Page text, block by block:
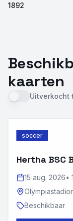
1892
kaarten
Uitverkocht
soccer
Hertha BSC
15 aug. 2026•
Beschikbaar